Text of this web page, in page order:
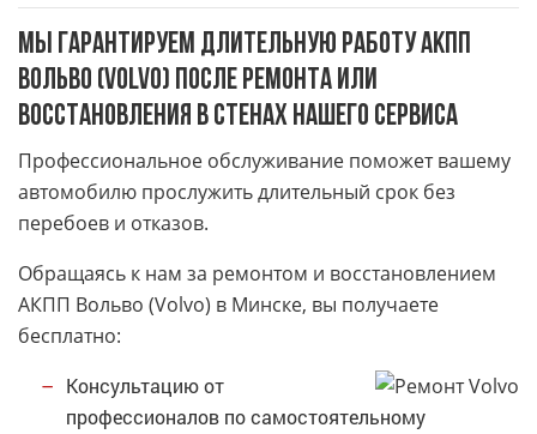
Мы гарантируем длительную работу АКПП
Вольво (Volvo) после ремонта или
восстановления в стенах нашего сервиса
Профессиональное обслуживание поможет вашему
автомобилю прослужить длительный срок без
перебоев и отказов.
Обращаясь к нам за ремонтом и восстановлением
АКПП Вольво (Volvo) в Минске, вы получаете
бесплатно:
Консультацию от
профессионалов по самостоятельному